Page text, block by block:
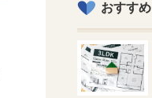
おすすめ